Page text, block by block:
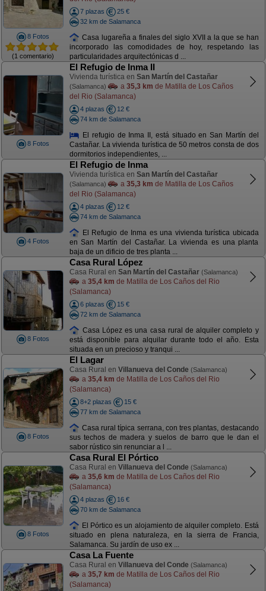
8 Fotos
(1 comentario)
7 plazas
25 €
32 km de Salamanca
Casa lugareña a finales del siglo XVII a la que se han
incorporado las comodidades de hoy, respetando las
particularidades arquitectónicas d ...
8 Fotos
El Refugio de Inma II
Vivienda turística en San Martín del Castañar
(Salamanca) a 35,3 km de Matilla de Los Caños
del Rio (Salamanca)
4 plazas
12 €
74 km de Salamanca
El refugio de Inma II, está situado en San Martín del
Castañar. La vivienda turística de 50 metros consta de dos
dormitorios independientes, ...
4 Fotos
El Refugio de Inma
Vivienda turística en San Martín del Castañar
(Salamanca) a 35,3 km de Matilla de Los Caños
del Rio (Salamanca)
4 plazas
12 €
74 km de Salamanca
El Refugio de Inma es una vivienda turística ubicada
en San Martín del Castañar. La vivienda es una planta
baja de un dificio de tres planta ...
8 Fotos
Casa Rural López
Casa Rural en San Martín del Castañar (Salamanca)
a 35,4 km de Matilla de Los Caños del Rio
(Salamanca)
6 plazas
15 €
72 km de Salamanca
Casa López es una casa rural de alquiler completo y
está disponible para alquilar durante todo el año. Esta
situada en un precioso y tranqui ...
8 Fotos
El Lagar
Casa Rural en Villanueva del Conde (Salamanca)
a 35,4 km de Matilla de Los Caños del Rio
(Salamanca)
8+2 plazas
15 €
77 km de Salamanca
Casa rural típica serrana, con tres plantas, destacando
sus techos de madera y suelos de barro que le dan el
sabor rústico sin renunciar a l ...
8 Fotos
Casa Rural El Pórtico
Casa Rural en Villanueva del Conde (Salamanca)
a 35,6 km de Matilla de Los Caños del Rio
(Salamanca)
4 plazas
16 €
70 km de Salamanca
El Pórtico es un alojamiento de alquiler completo. Está
situado en plena naturaleza, en la sierra de Francia,
Salamanca. Su jardín de uso ex ...
Casa La Fuente
Casa Rural en Villanueva del Conde (Salamanca)
a 35,7 km de Matilla de Los Caños del Rio
(Salamanca)